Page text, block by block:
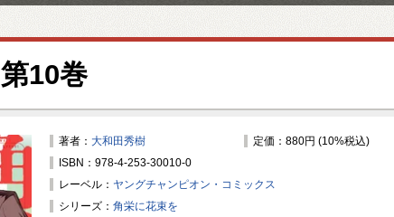
第10巻
著者： 大和田秀樹
定価：880円 (10%税込)
ISBN：978-4-253-30010-0
レーベル： ヤングチャンピオン・コミックス
シリーズ： 角栄に花束を